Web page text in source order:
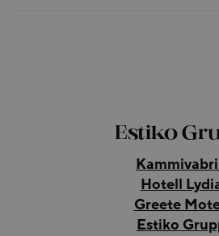
Estiko
Hotell
Greete
Estiko